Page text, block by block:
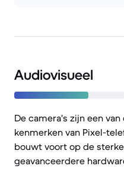
Audiovisueel
De camera's zijn een
kenmerken van Pixel-
bouwt voort op de
geavanceerdere